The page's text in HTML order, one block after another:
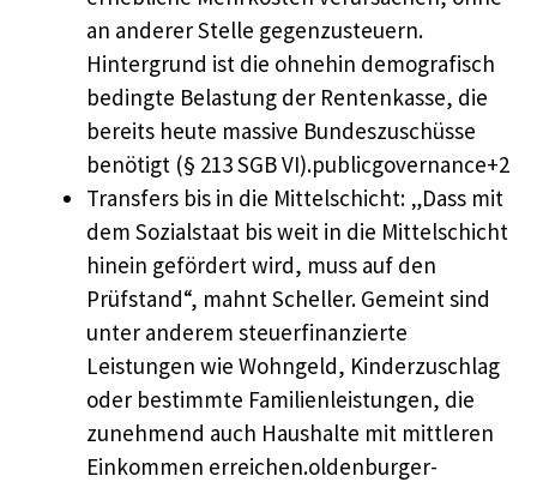
an anderer Stelle gegenzusteuern.
Hintergrund ist die ohnehin demografisch
bedingte Belastung der Rentenkasse, die
bereits heute massive Bundeszuschüsse
benötigt (§ 213 SGB VI).publicgovernance+2
Transfers bis in die Mittelschicht: „Dass mit
dem Sozialstaat bis weit in die Mittelschicht
hinein gefördert wird, muss auf den
Prüfstand“, mahnt Scheller. Gemeint sind
unter anderem steuerfinanzierte
Leistungen wie Wohngeld, Kinderzuschlag
oder bestimmte Familienleistungen, die
zunehmend auch Haushalte mit mittleren
Einkommen erreichen.oldenburger-